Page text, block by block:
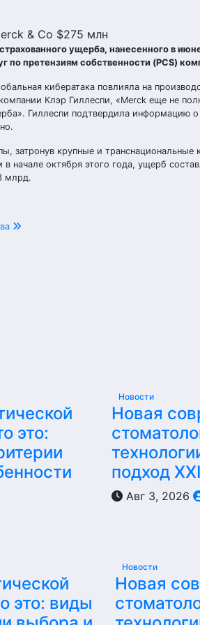
& Co $275 млн
ущерба, нанесенного в
по претензиям собственности (PCS)
кибератака повлияла на
Клэр Гиллеспи, «Merck еще не
Гиллеспи подтвердила информацию
затронув крупные и
октября этого года, ущерб
млрд.
это:
Новости
Новая
подход
Авг 3, 2026
это: виды
Новости
Новая